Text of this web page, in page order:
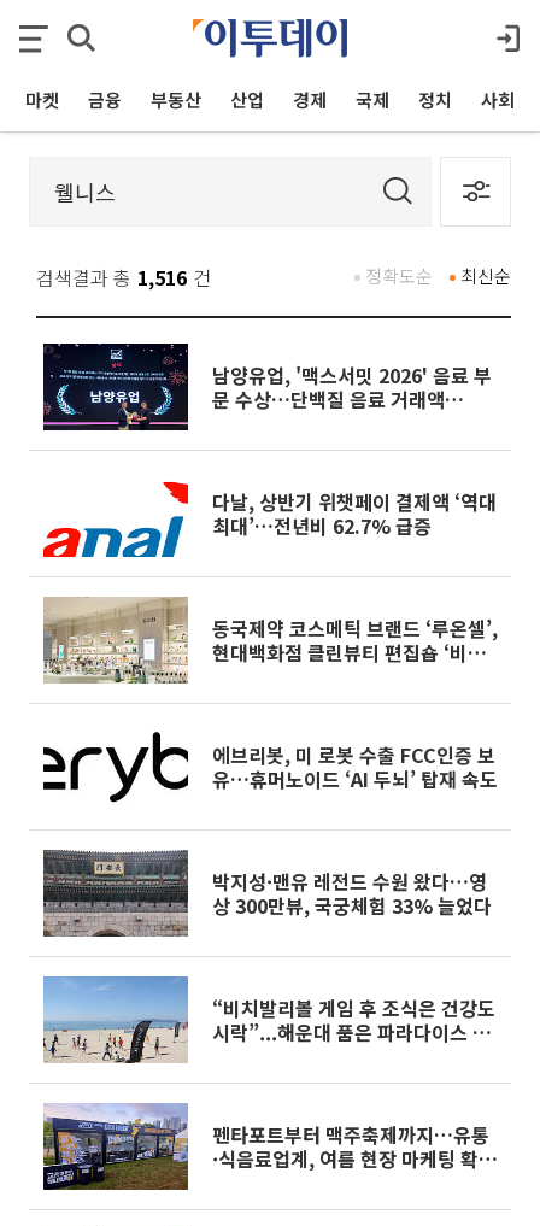
마켓 금융 부동산 산업 경제 국제 정치 사회
검색결과 총 1,516 건 최신순
정확도순
남양유업, '맥스서밋 2026' 음료 부
문 수상…단백질 음료 거래액
다날, 상반기 위챗페이 결제액 ‘역대
최대’…전년비 62.7% 급증
동국제약 코스메틱 브랜드 ‘루온셀’,
현대백화점 클린뷰티 편집숍 ‘비클
에브리봇, 미 로봇 수출 FCC인증 보
유…휴머노이드 ‘AI 두뇌’ 탑재 속도
박지성·맨유 레전드 수원 왔다…영
상 300만뷰, 국궁체험 33% 늘었다
“비치발리볼 게임 후 조식은 건강도
시락”...해운대 품은 파라다이스 부
펜타포트부터 맥주축제까지…유통
·식음료업계, 여름 현장 마케팅 확